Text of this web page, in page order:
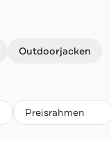
Outdoorjacken
Preisrahmen